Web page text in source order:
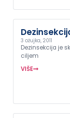
3 ožujka, 2011
Dezinsekcija je
ciljem
VIŠE